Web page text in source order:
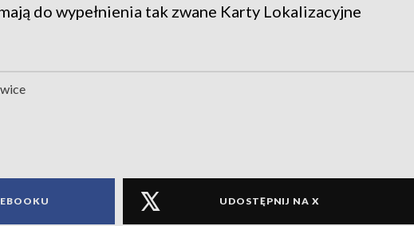
do wypełnienia tak zwane Karty Lokalizacyjne
UDOSTĘPNIJ NA X